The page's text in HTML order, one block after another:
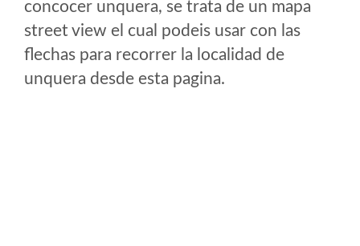
concocer unquera, se trata de un mapa
street view el cual podeis usar con las
flechas para recorrer la localidad de
unquera desde esta pagina.